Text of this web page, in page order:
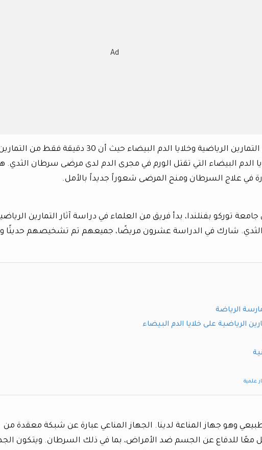
Ad
كشفت دراسة رائدة عن العلاقة بين التمارين الرياضية وخلايا الدم البيضاء حيث أن 30 دقيقة فقط من
الدم البيضاء التي تقتل الورم في مجرى الدم لدى مرضى سرطان الثدي.
في علاج السرطان ومنح المرضى شعوراً جديداً بالأمل.
جامعة توركو بفنلندا، بدأ فريق من العلماء في دراسة آثار التمارين
شارك في الدراسة عشرون مريضًا، جميعهم تم تشخيصهم حديثًا
الرياضة
الرياضية على خلايا الدم البيضاء
وهو جهاز المناعة لدينا. الجهاز المناعي عبارة عن شبكة معقدة من
معًا للدفاع عن الجسم ضد الأمراض، بما في ذلك السرطان. ويتكون